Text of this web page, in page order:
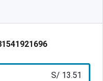
S/ 13.51